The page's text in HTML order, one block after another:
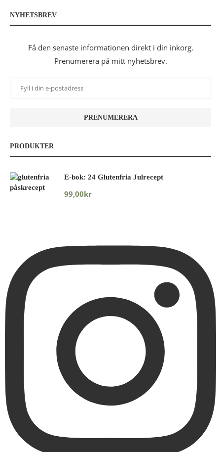
NYHETSBREV
Få den senaste informationen direkt i din inkorg.
Prenumerera på mitt nyhetsbrev.
PRODUKTER
E-bok: 24 Glutenfria Julrecept
99,00kr